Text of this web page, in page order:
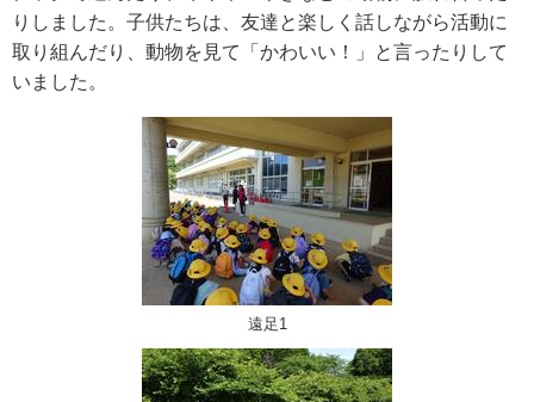
りしました。子供たちは、友達と楽しく話しながら活動に
取り組んだり、動物を見て「かわいい！」と言ったりして
いました。
遠足1